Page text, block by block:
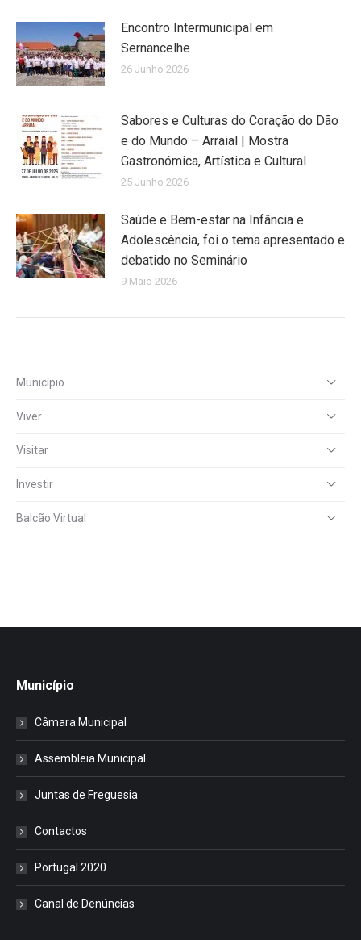
Encontro Intermunicipal em
Sernancelhe
26 Junho 2026
Sabores e Culturas do Coração do Dão
e do Mundo – Arraial | Mostra
Gastronómica, Artística e Cultural
25 Junho 2026
Saúde e Bem-estar na Infância e
Adolescência, foi o tema apresentado e
debatido no Seminário
9 Maio 2026
Município
Viver
Visitar
Investir
Balcão Virtual
Município
Câmara Municipal
Assembleia Municipal
Juntas de Freguesia
Contactos
Portugal 2020
Canal de Denúncias